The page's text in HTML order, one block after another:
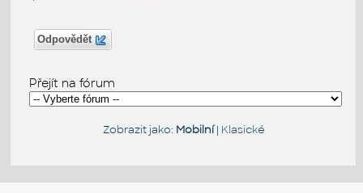
Odpovědět
Přejít na fórum
Zobrazit jako: Mobilní| Klasické